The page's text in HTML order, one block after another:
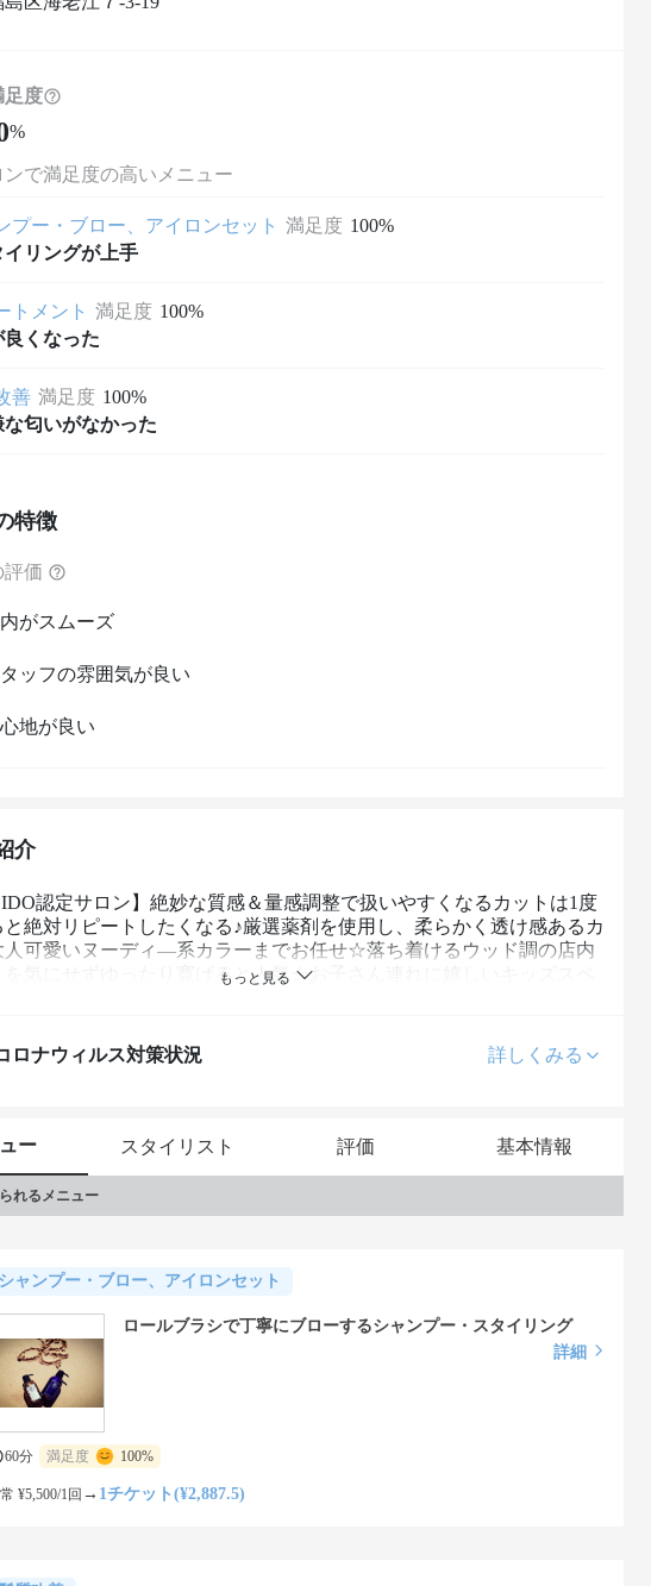
足度
%
で満足度の高いメニュー
プー・ブロー、アイロンセット 満足度 100%
イリングが上手
トメント 満足度 100%
くなった
善 満足度 100%
匂いがなかった
特徴
評価
がスムーズ
ッフの雰囲気が良い
地が良い
介
認定サロン】絶妙な質感＆量感調整で扱いやすくなるカットは1度
絶対リピートしたくなる♪厳選薬剤を使用し、柔らかく透け感あるカ
人可愛いヌーディ―系カラーまでお任せ☆落ち着けるウッド調の店内
気にせずゆったり寛げると人気☆お子さん連れに嬉しいキッズスペ
ロナウィルス対策状況 詳しくみる
ー スタイリスト 評価 基本情報
れるメニュー
ャンプー・ブロー、アイロンセット
ロールブラシで丁寧にブローするシャンプー・スタイリング
詳細
60分 満足度 100%
¥5,500/1回 → 1チケット(¥2,887.5)